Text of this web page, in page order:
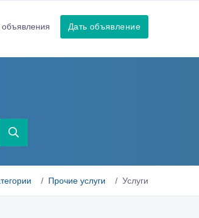
Дать объявление
Прочие услуги Услуги